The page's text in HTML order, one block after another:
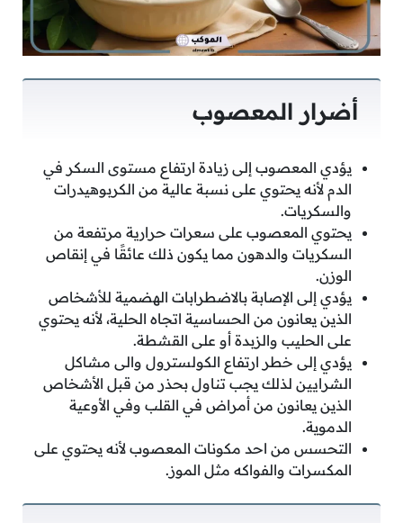
أضرار المعصوب
يؤدي المعصوب إلى زيادة ارتفاع مستوى السكر في
الدم لأنه يحتوي على نسبة عالية من الكربوهيدرات
والسكريات.
يحتوي المعصوب على سعرات حرارية مرتفعة من
السكريات والدهون مما يكون ذلك عائقًا في إنقاص
الوزن.
يؤدي إلى الإصابة بالاضطرابات الهضمية للأشخاص
الذين يعانون من الحساسية اتجاه الحلية، لأنه يحتوي
على الحليب والزبدة أو على القشطة.
يؤدي إلى خطر ارتفاع الكولسترول والى مشاكل
الشرايين لذلك يجب تناول بحذر من قبل الأشخاص
الذين يعانون من أمراض في القلب وفي الأوعية
الدموية.
التحسس من احد مكونات المعصوب لأنه يحتوي على
المكسرات والفواكه مثل الموز.